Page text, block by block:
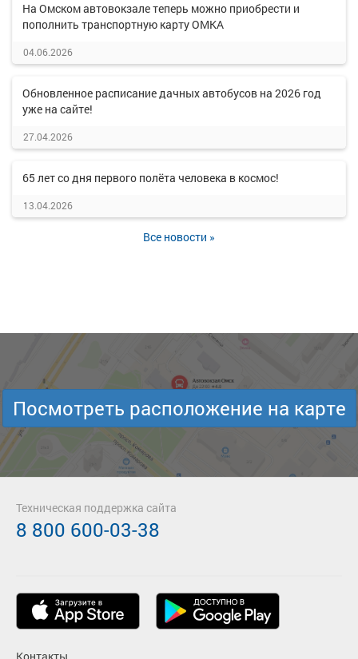
На Омском автовокзале теперь можно приобрести и
пополнить транспортную карту ОМКА
04.06.2026
Обновленное расписание дачных автобусов на 2026 год
уже на сайте!
27.04.2026
65 лет со дня первого полёта человека в космос!
13.04.2026
Все новости »
Посмотреть расположение на карте
Техническая поддержка сайта
8 800 600-03-38